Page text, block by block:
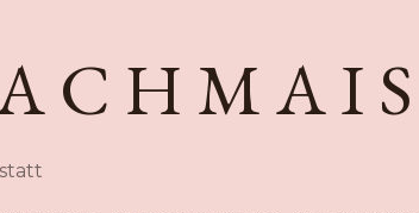
C H M A I S